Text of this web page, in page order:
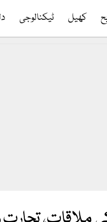
کھیل ٹیکنالوجی